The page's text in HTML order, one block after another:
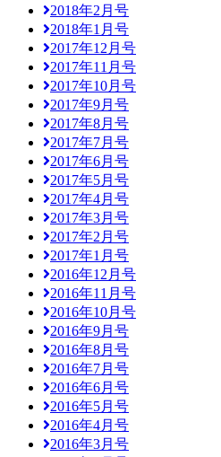
2018年2月号
2018年1月号
2017年12月号
2017年11月号
2017年10月号
2017年9月号
2017年8月号
2017年7月号
2017年6月号
2017年5月号
2017年4月号
2017年3月号
2017年2月号
2017年1月号
2016年12月号
2016年11月号
2016年10月号
2016年9月号
2016年8月号
2016年7月号
2016年6月号
2016年5月号
2016年4月号
2016年3月号